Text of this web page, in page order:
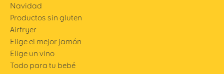
Navidad
Productos sin gluten
Airfryer
Elige el mejor jamón
Elige un vino
Todo para tu bebé